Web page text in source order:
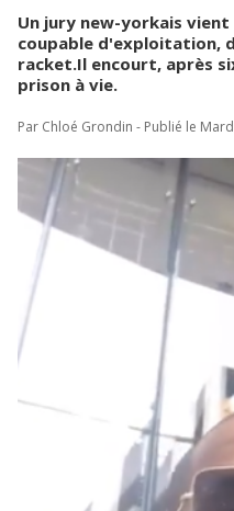
Un jury new-yorkais
coupable d'exploitation,
racket.Il encourt, après
prison à vie.
Par Chloé Grondin - Publié le